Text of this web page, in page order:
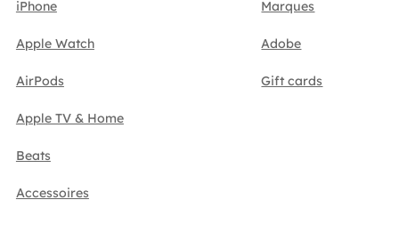
iPhone
Apple Watch
AirPods
Apple TV & Home
Beats
Accessoires
Marques
Adobe
Gift cards